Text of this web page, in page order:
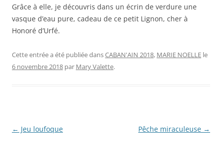
Grâce à elle, je découvris dans un écrin de verdure une
vasque d’eau pure, cadeau de ce petit Lignon, cher à
Honoré d’Urfé.
Cette entrée a été publiée dansCABAN'AIN 2018, MARIE NOELLE le
6 novembre 2018 par Mary Valette.
Navigation
← Jeu loufoque Pêche miraculeuse →